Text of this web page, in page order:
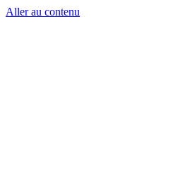
Aller au contenu